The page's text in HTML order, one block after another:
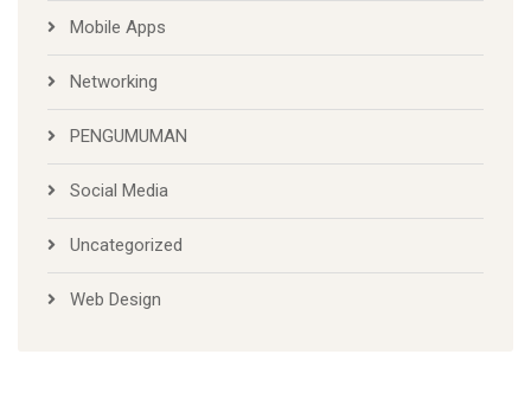
Mobile Apps
Networking
PENGUMUMAN
Social Media
Uncategorized
Web Design